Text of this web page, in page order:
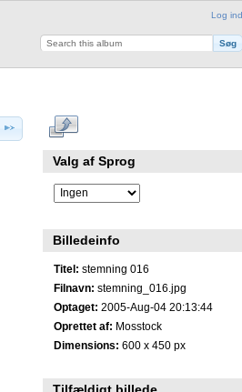
Log ind
Valg af Sprog
Billedeinfo
Titel: stemning 016
Filnavn: stemning_016.jpg
Optaget: 2005-Aug-04 20:13:44
Oprettet af: Mosstock
Dimensions: 600 x 450 px